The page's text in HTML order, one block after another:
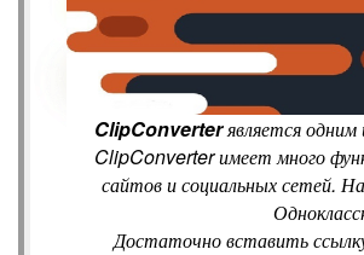
ClipConverterявляется одним
ClipConverter имеет много
сайтов и социальных сетей.
Достаточно вставить